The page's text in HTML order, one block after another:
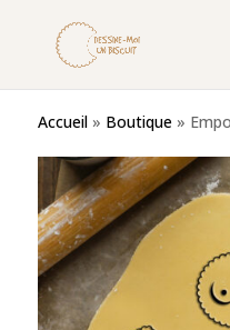
Accueil» Boutique»